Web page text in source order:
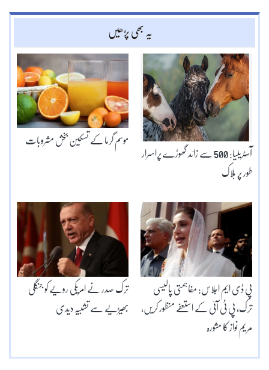
یہ بھی پڑھیں
موسم گرما کے تسکین بخش مشروبات
آسٹریلیا: 500 سے زائد گھوڑے پراسرار
طور پر ہلاک
ترک صدر نے امریکی رویے کو جنگلی
بھیڑیے سے تشبیہ دیدی
پی ڈی ایم اجلاس: مفاہمتی پالیسی
ترک، پی ٹی آئی کے استعفے منظور کریں،
مریم نواز کا مشورہ